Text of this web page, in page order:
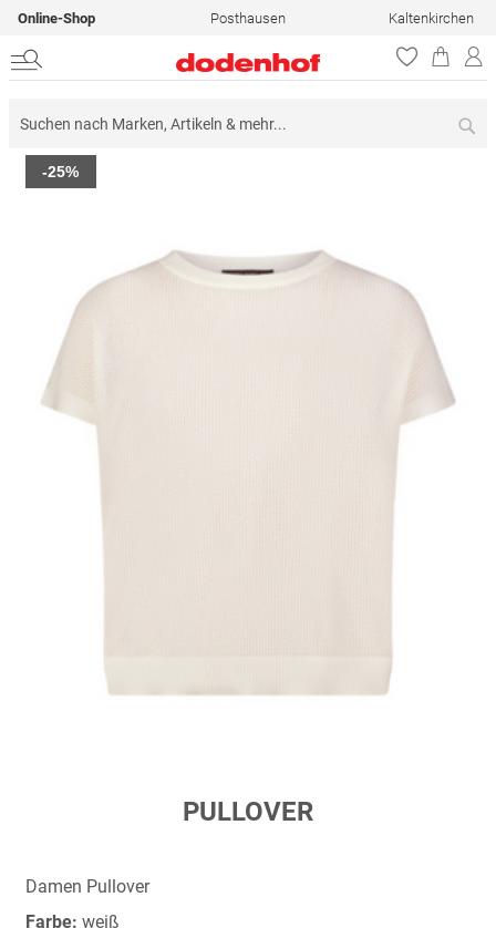
Online-Shop Posthausen Kaltenkirchen
Zum
Ende
-25%
springen
PULLOVER
Damen Pullover
Farbe: weiß